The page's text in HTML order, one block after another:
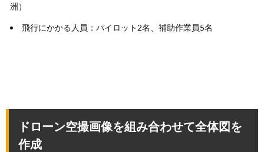
洲）
飛行にかかる人員：パイロット2名、補助作業員5名
ドローン空撮画像を組み合わせて全体図を
作成